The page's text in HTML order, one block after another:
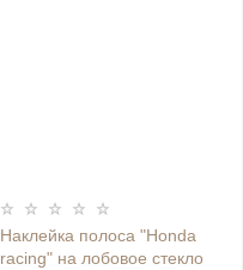
Наклейка полоса "Honda
racing" на лобовое стекло